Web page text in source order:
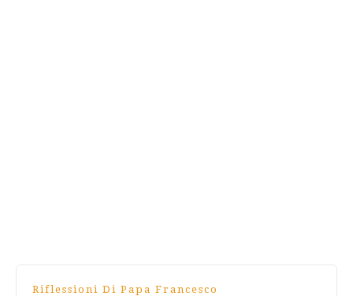
Riflessioni Di Papa Francesco